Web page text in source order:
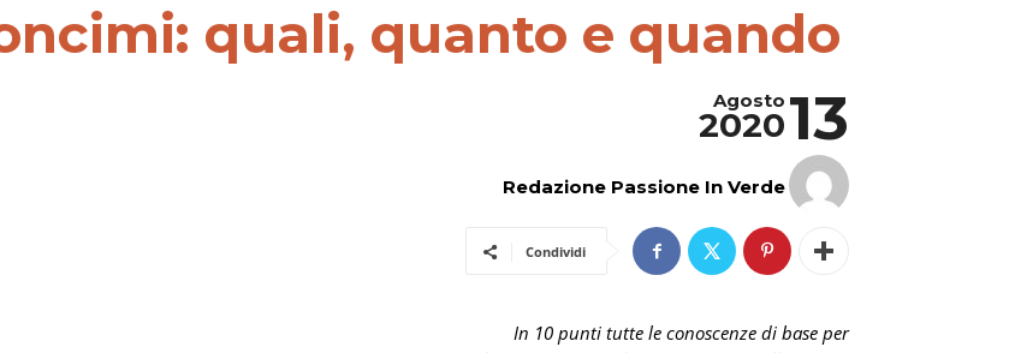
quali, quanto e quando
13
Agosto
2020
Redazione Passione In Verde
Condividi
In 10 punti tutte le conoscenze di base per